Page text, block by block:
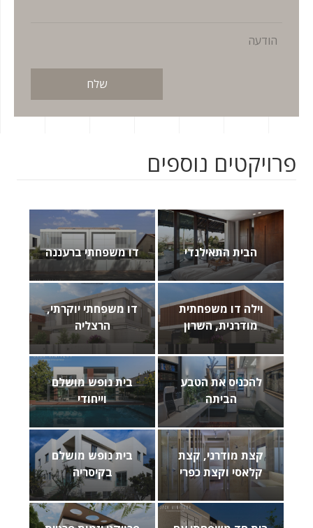
פרויקטים נוספים
דו משפחתי ברעננה הבית התאילנדי
דו משפחתי יוקרתי,
הרצליה
וילה דו משפחתית
מודרנית, השרון
בית נופש מושלם
וייחודי
להכניס את הטבע
הביתה
בית נופש מושלם
בקיסריה
קצת מודרני, קצת
קלאסי וקצת כפרי